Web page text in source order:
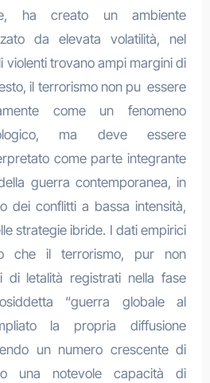
ha creato un ambiente
da elevata volatilità, nel
violenti trovano ampi margini di
il terrorismo non pu essere
come un fenomeno
ma deve essere
come parte integrante
guerra contemporanea, in
dei conflitti a bassa intensità,
strategie ibride. I dati empirici
che il terrorismo, pur non
di letalità registrati nella fase
“guerra globale al
la propria diffusione
un numero crescente di
una notevole capacità di